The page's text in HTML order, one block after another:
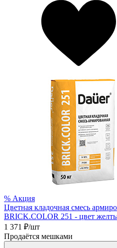
% Акция
Цветная кладочная смесь
BRICK.COLOR 251 - цвет
1 371 ₽/шт
Продаётся мешками